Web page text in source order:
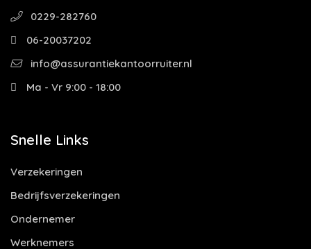
0229-282760
06-20037202
info@assurantiekantoorruiter.nl
Ma - Vr 9:00 - 18:00
Snelle Links
Verzekeringen
Bedrijfsverzekeringen
Ondernemer
Werknemers